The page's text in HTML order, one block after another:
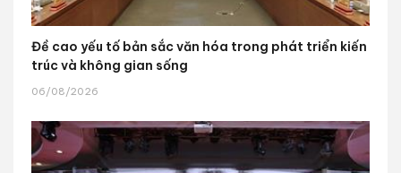
Đề cao yếu tố bản sắc văn hóa trong phát triển kiến
trúc và không gian sống
06/08/2026